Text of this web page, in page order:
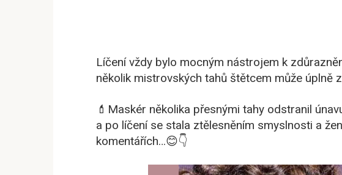
Líčení vždy bylo mocným nástrojem k
několik mistrovských tahů štětcem může úplně
💄 Maskér několika přesnými tahy odstranil
a po líčení se stala ztělesněním smyslnosti a
komentářích…😊👇